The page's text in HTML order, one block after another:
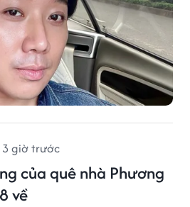
3 giờ trước
của quê nhà Phương
về